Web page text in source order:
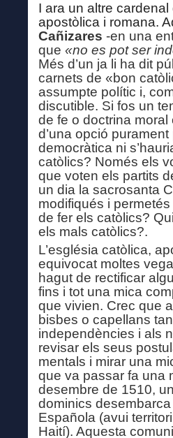
I ara un altre cardenal
apostòlica i romana.
Cañizares -en una
que «no es pot ser
Més d’un ja li ha dit
carnets de «bon
assumpte polític i,
discutible. Si fos un
de fe o doctrina
d’una opció
democràtica ni
catòlics? Només els
que voten els partits
un dia la sacrosanta
modifiqués i
de fer els catòlics?
els mals catòlics?.
L’església catòlica,
equivocat moltes
hagut de rectificar
fins i tot una mica
que vivien. Crec que
bisbes o capellans
independències i als
revisar els seus
mentals i mirar una
que va passar fa una
desembre de 1510,
dominics desembarca
Española (avui
Haití). Aquesta